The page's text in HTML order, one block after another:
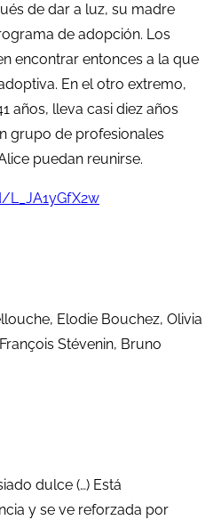
de dar a luz, su madre
de adopción. Los
encontrar entonces a la que
En el otro extremo,
años, lleva casi diez años
grupo de profesionales
puedan reunirse.
Elodie Bouchez, Olivia
Stévenin, Bruno
dulce (…) Está
y se ve reforzada por